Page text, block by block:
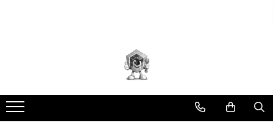
taiere/slefuire/polizare/curatare
Amestecatoare